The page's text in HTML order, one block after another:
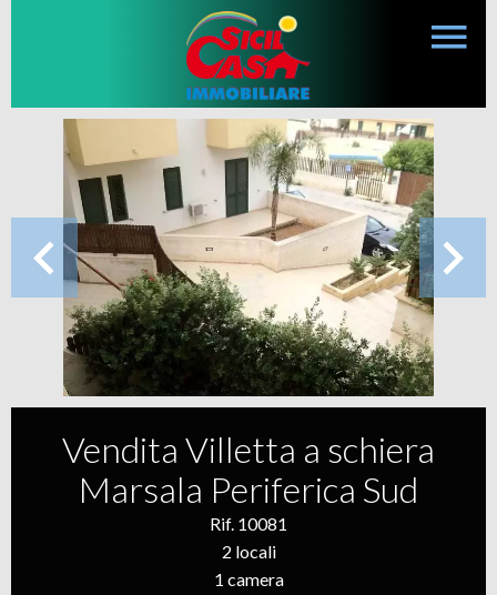
Vendita Villetta a schiera
Marsala Periferica Sud
Rif. 10081
2 locali
1 camera